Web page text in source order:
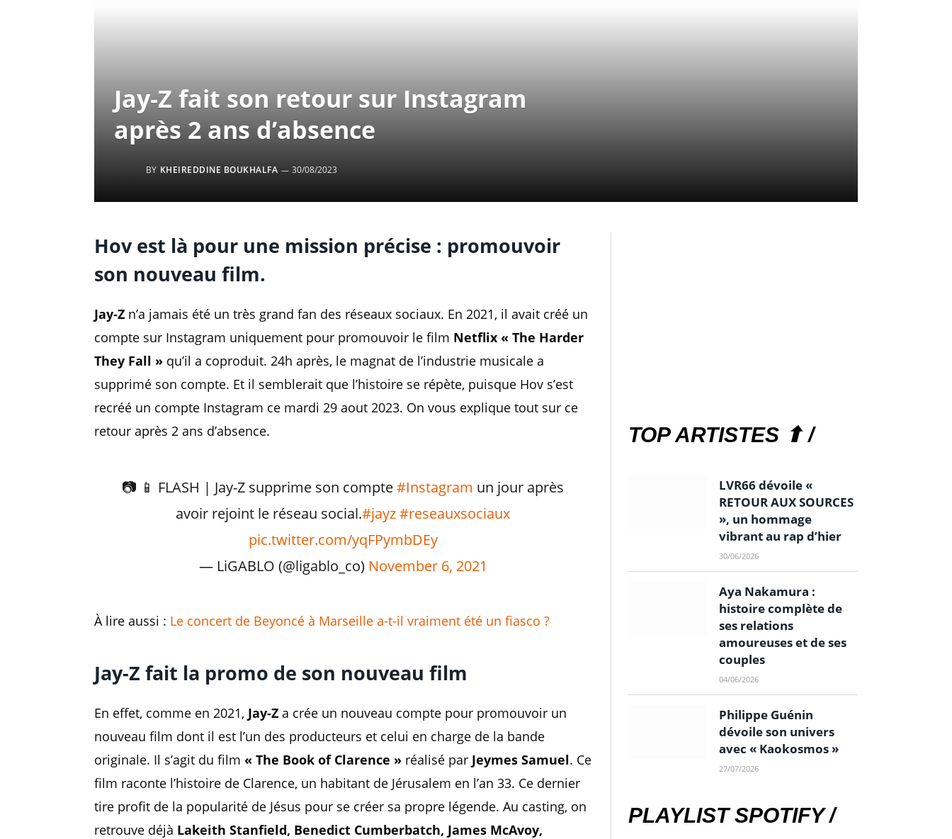
Jay-Z fait son retour sur Instagram
après 2 ans d’absence
BY KHEIREDDINE BOUKHALFA 30/08/2023
Hov est là pour une mission précise : promouvoir
son nouveau film.
Jay-Z n’a jamais été un très grand fan des réseaux sociaux. En 2021, il avait créé un
compte sur Instagram uniquement pour promouvoir le film Netflix « The Harder
They Fall » qu’il a coproduit. 24h après, le magnat de l’industrie musicale a
supprimé son compte. Et il semblerait que l’histoire se répète, puisque Hov s’est
recréé un compte Instagram ce mardi 29 aout 2023. On vous explique tout sur ce
retour après 2 ans d’absence.
📷 📱 FLASH | Jay-Z supprime son compte#Instagram un jour après
avoir rejoint le réseau social.#jayz#reseauxsociaux
pic.twitter.com/yqFPymbDEy
— LiGABLO (@ligablo_co) November 6, 2021
À lire aussi : Le concert de Beyoncé à Marseille a-t-il vraiment été un fiasco ?
Jay-Z fait la promo de son nouveau film
En effet, comme en 2021, Jay-Z a crée un nouveau compte pour promouvoir un
nouveau film dont il est l’un des producteurs et celui en charge de la bande
originale. Il s’agit du film « The Book of Clarence » réalisé par Jeymes Samuel. Ce
film raconte l’histoire de Clarence, un habitant de Jérusalem en l’an 33. Ce dernier
tire profit de la popularité de Jésus pour se créer sa propre légende. Au casting, on
retrouve déjà Lakeith Stanfield, Benedict Cumberbatch, James McAvoy,
TOP ARTISTES ⬆ /
LVR66 dévoile «
RETOUR AUX SOURCES
», un hommage
vibrant au rap d’hier
30/06/2026
Aya Nakamura :
histoire complète de
ses relations
amoureuses et de ses
couples
04/06/2026
Philippe Guénin
dévoile son univers
avec « Kaokosmos »
27/07/2026
PLAYLIST SPOTIFY /